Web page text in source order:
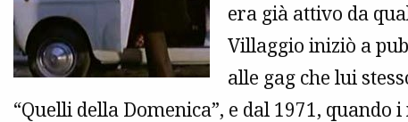
era già attivo da
Villaggio iniziò a
alle gag che lui
“Quelli della Domenica”, e dal 1971, quando